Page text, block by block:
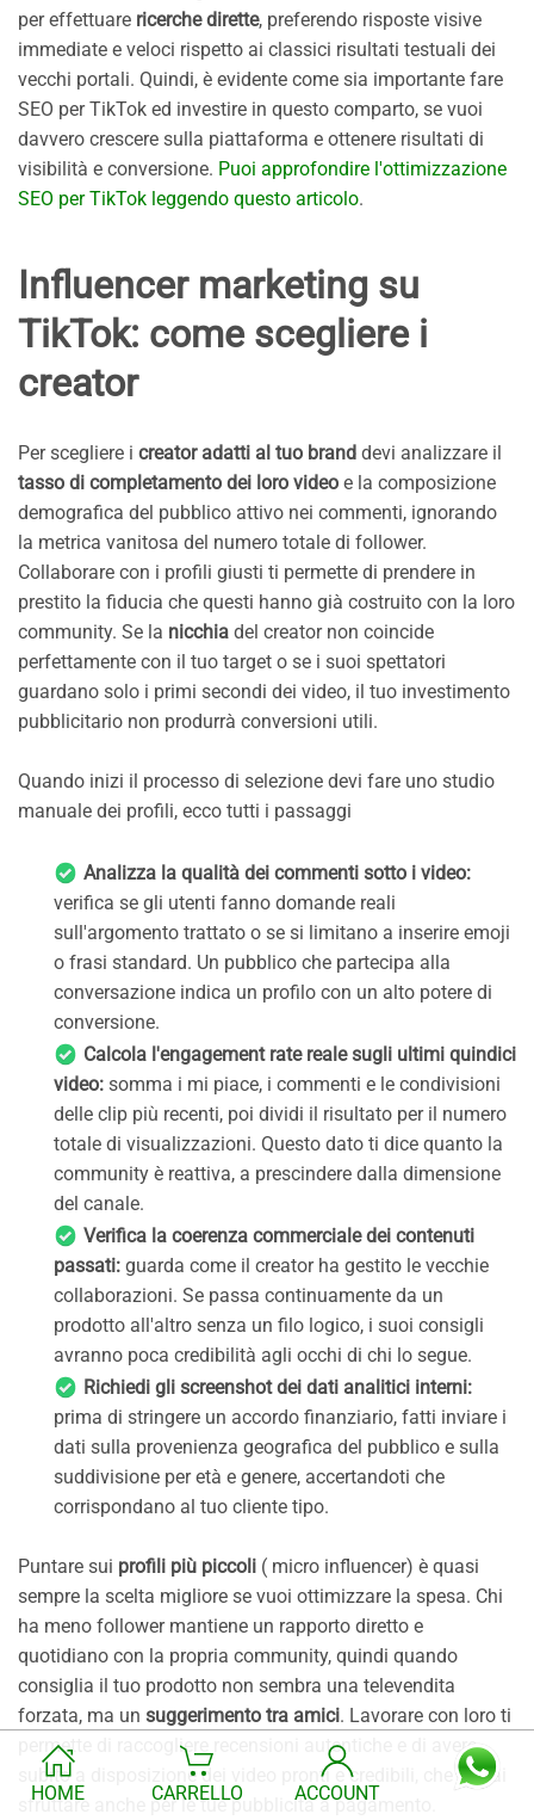
per effettuare ricerche dirette, preferendo risposte visive
immediate e veloci rispetto ai classici risultati testuali dei
vecchi portali. Quindi, è evidente come sia importante fare
SEO per TikTok ed investire in questo comparto, se vuoi
davvero crescere sulla piattaforma e ottenere risultati di
visibilità e conversione. Puoi approfondire l'ottimizzazione
SEO per TikTok leggendo questo articolo.
Influencer marketing su
TikTok: come scegliere i
creator
Per scegliere i creator adatti al tuo brand devi analizzare il
tasso di completamento dei loro video e la composizione
demografica del pubblico attivo nei commenti, ignorando
la metrica vanitosa del numero totale di follower.
Collaborare con i profili giusti ti permette di prendere in
prestito la fiducia che questi hanno già costruito con la loro
community. Se la nicchia del creator non coincide
perfettamente con il tuo target o se i suoi spettatori
guardano solo i primi secondi dei video, il tuo investimento
pubblicitario non produrrà conversioni utili.
Quando inizi il processo di selezione devi fare uno studio
manuale dei profili, ecco tutti i passaggi
Analizza la qualità dei commenti sotto i video:
verifica se gli utenti fanno domande reali
sull'argomento trattato o se si limitano a inserire emoji
o frasi standard. Un pubblico che partecipa alla
conversazione indica un profilo con un alto potere di
conversione.
Calcola l'engagement rate reale sugli ultimi quindici
video: somma i mi piace, i commenti e le condivisioni
delle clip più recenti, poi dividi il risultato per il numero
totale di visualizzazioni. Questo dato ti dice quanto la
community è reattiva, a prescindere dalla dimensione
del canale.
Verifica la coerenza commerciale dei contenuti
passati: guarda come il creator ha gestito le vecchie
collaborazioni. Se passa continuamente da un
prodotto all'altro senza un filo logico, i suoi consigli
avranno poca credibilità agli occhi di chi lo segue.
Richiedi gli screenshot dei dati analitici interni:
prima di stringere un accordo finanziario, fatti inviare i
dati sulla provenienza geografica del pubblico e sulla
suddivisione per età e genere, accertandoti che
corrispondano al tuo cliente tipo.
Puntare sui profili più piccoli ( micro influencer) è quasi
sempre la scelta migliore se vuoi ottimizzare la spesa. Chi
ha meno follower mantiene un rapporto diretto e
quotidiano con la propria community, quindi quando
consiglia il tuo prodotto non sembra una televendita
forzata, ma un suggerimento tra amici. Lavorare con loro ti
permette di raccogliere recensioni autentiche e di avere
subito a disposizione dei video pronti e credibili, che potrai
sfruttare anche per le tue pubblicità a pagamento.
HOME CARRELLO ACCOUNT